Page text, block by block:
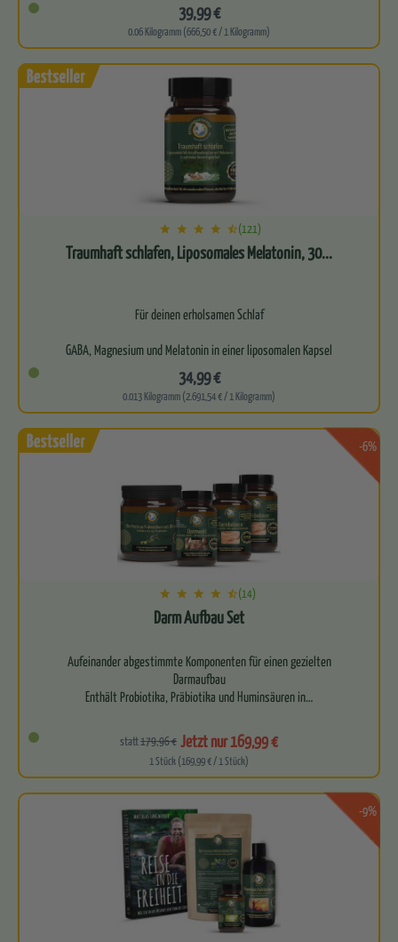
39,99 €
0.06 Kilogramm (666,50 € / 1 Kilogramm)
(121)
Traumhaft schlafen, Liposomales Melatonin, 30...
Für deinen erholsamen Schlaf
GABA, Magnesium und Melatonin in einer liposomalen Kapsel
Hohe Bioverfügbarkeit
34,99 €
0.013 Kilogramm (2.691,54 € / 1 Kilogramm)
-6%
(14)
Darm Aufbau Set
Aufeinander abgestimmte Komponenten für einen gezielten
Darmaufbau
Enthält Probiotika, Präbiotika und Huminsäuren in…
statt179,96 € Jetzt nur 169,99 €
1 Stück (169,99 € / 1 Stück)
-9%